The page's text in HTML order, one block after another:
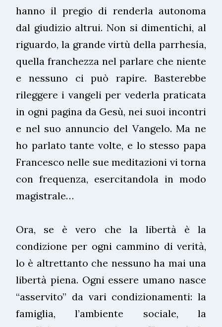
hanno il pregio di renderla autonoma
dal giudizio altrui. Non si dimentichi, al
riguardo, la grande virtù della parrhesía,
quella franchezza nel parlare che niente
e nessuno ci può rapire. Basterebbe
rileggere i vangeli per vederla praticata
in ogni pagina da Gesù, nei suoi incontri
e nel suo annuncio del Vangelo. Ma ne
ho parlato tante volte, e lo stesso papa
Francesco nelle sue meditazioni vi torna
con frequenza, esercitandola in modo
magistrale…
Ora, se è vero che la libertà è la
condizione per ogni cammino di verità,
lo è altrettanto che nessuno ha mai una
libertà piena. Ogni essere umano nasce
“asservito” da vari condizionamenti: la
famiglia, l’ambiente sociale, la